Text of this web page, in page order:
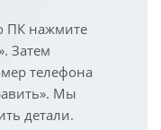
ПК нажмите
Затем
телефона
Мы
детали.